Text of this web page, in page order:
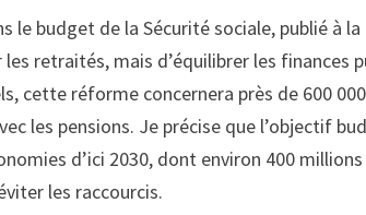
le budget de la Sécurité sociale, publié à
retraités, mais d’équilibrer les
cette réforme concernera près de 600
les pensions. Je précise que l’objectif
d’ici 2030, dont environ 400
les raccourcis.